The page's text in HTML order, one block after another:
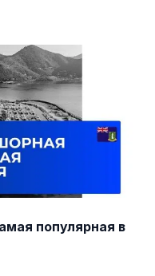
популярная в